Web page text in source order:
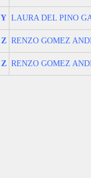
Y LAURA DEL PINO
Z RENZO GOMEZ
Z RENZO GOMEZ